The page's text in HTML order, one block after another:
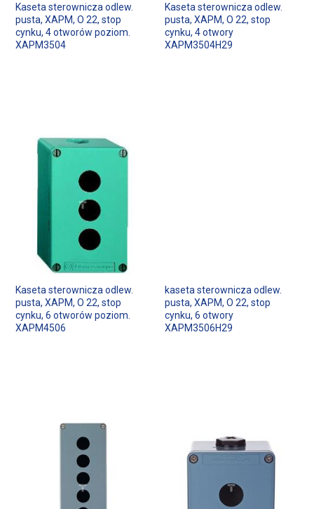
Kaseta sterownicza odlew.
pusta, XAPM, O 22, stop
cynku, 4 otworów poziom.
XAPM3504
Kaseta sterownicza odlew.
pusta, XAPM, O 22, stop
cynku, 4 otwory
XAPM3504H29
Kaseta sterownicza odlew.
pusta, XAPM, O 22, stop
cynku, 6 otworów poziom.
XAPM4506
kaseta sterownicza odlew.
pusta, XAPM, O 22, stop
cynku, 6 otwory
XAPM3506H29